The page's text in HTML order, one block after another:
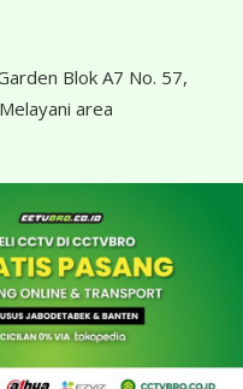
Blok A7 No. 57,
area